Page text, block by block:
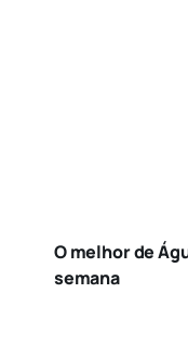
O melhor de
semana